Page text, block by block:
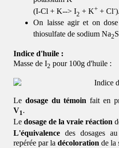
(I-Cl + K--> I2 + K+ + Cl-).
On laisse agir et on
thiosulfate de sodium Na2
Indice d'huile :
Masse de I2 pour 100g d'huile :
Ledosage du témoin fait en
V1.
Ledosage de la vraie réaction
L'équivalence des dosages
repérée par ladécoloration de la